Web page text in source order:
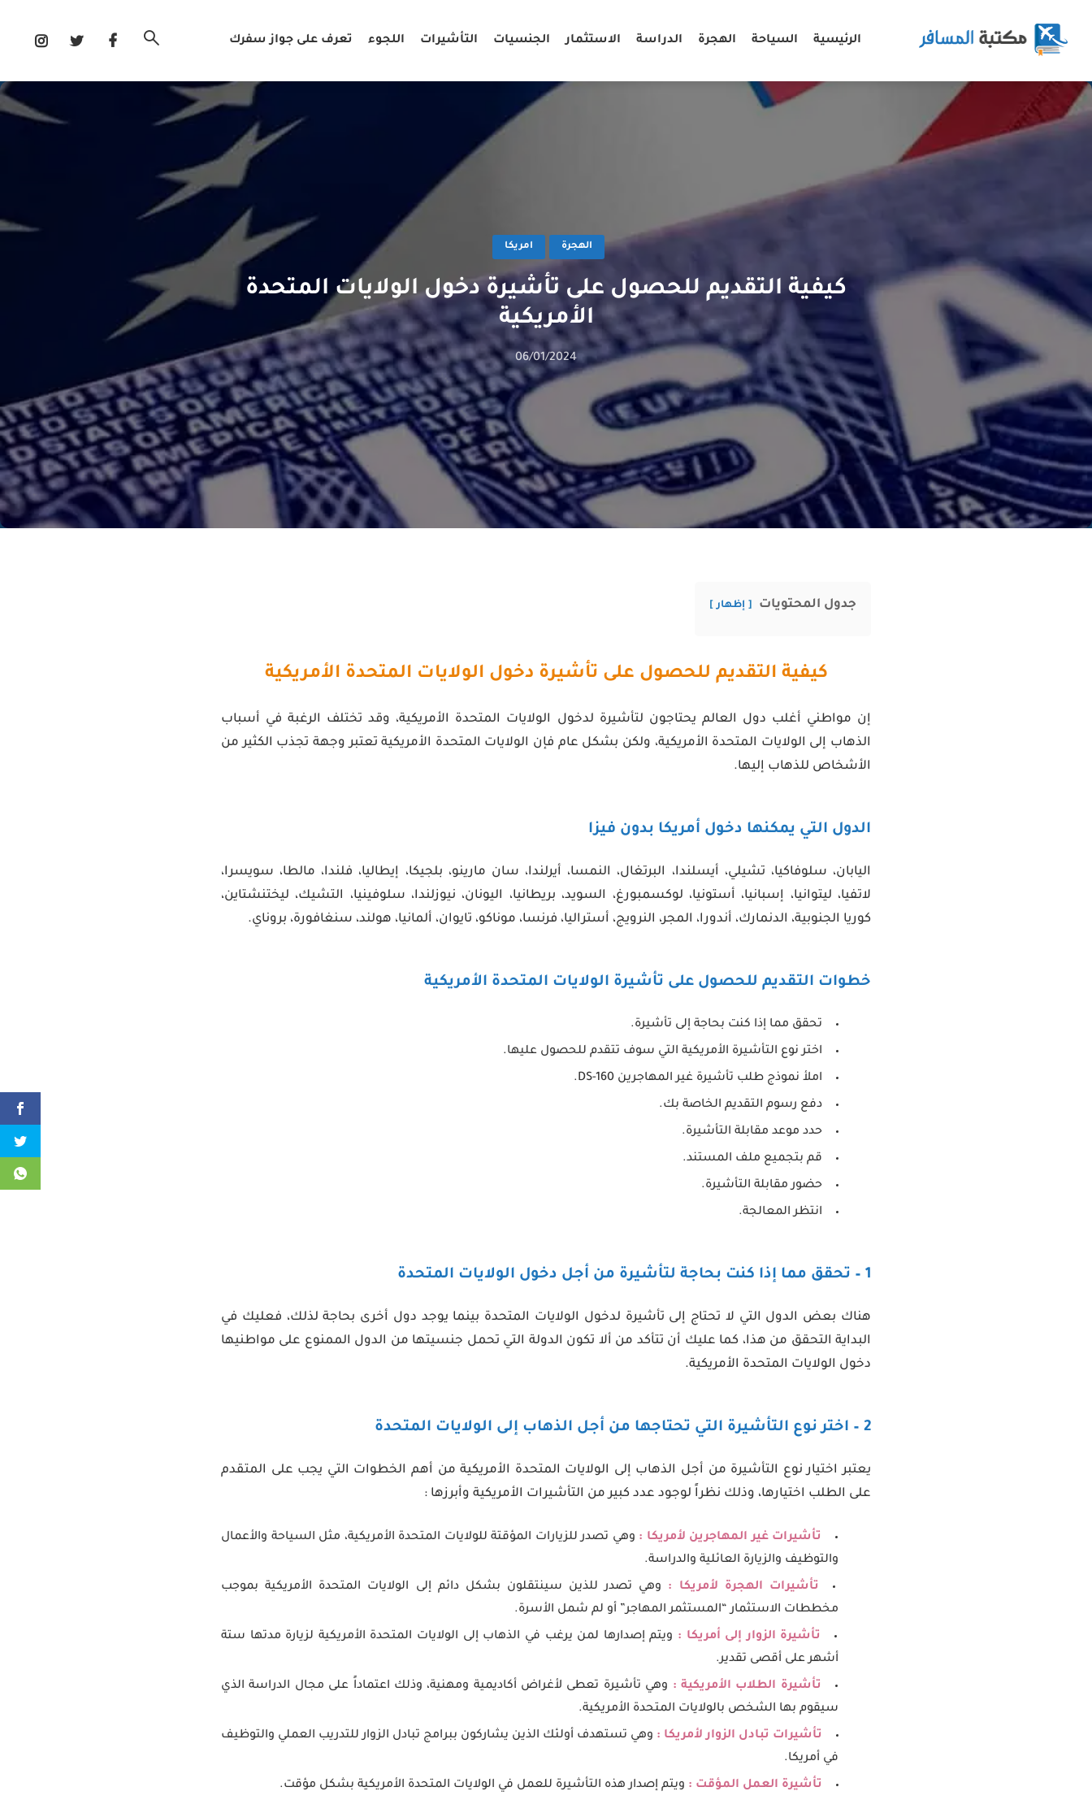
الرئيسية السياحة الهجرة الدراسة الاستثمار الجنسيات التأشيرات اللجوء تعرف على جواز سفرك
الهجرة امريكا
كيفية التقديم للحصول على تأشيرة دخول الولايات المتحدة
الأمريكية
06/01/2024
جدول المحتويات إظهار
كيفية التقديم للحصول على تأشيرة دخول الولايات المتحدة الأمريكية
إن مواطني أغلب دول العالم يحتاجون لتأشيرة لدخول الولايات المتحدة الأمريكية، وقد تختلف الرغبة في أسباب
الذهاب إلى الولايات المتحدة الأمريكية، ولكن بشكل عام فإن الولايات المتحدة الأمريكية تعتبر وجهة تجذب الكثير من
الأشخاص للذهاب إليها.
الدول التي يمكنها دخول أمريكا بدون فيزا
اليابان، سلوفاكيا، تشيلي، أيسلندا، البرتغال، النمسا، أيرلندا، سان مارينو، بلجيكا، إيطاليا، فلندا، مالطا، سويسرا،
لاتفيا، ليتوانيا، إسبانيا، أستونيا، لوكسمبورغ، السويد، بريطانيا، اليونان، نيوزلندا، سلوفينيا، التشيك، ليختنشتاين،
كوريا الجنوبية، الدنمارك، أندورا، المجر، النرويج، أستراليا، فرنسا، موناكو، تايوان، ألمانيا، هولند، سنغافورة، بروناي.
خطوات التقديم للحصول على تأشيرة الولايات المتحدة الأمريكية
تحقق مما إذا كنت بحاجة إلى تأشيرة.
اختر نوع التأشيرة الأمريكية التي سوف تتقدم للحصول عليها.
املأ نموذج طلب تأشيرة غير المهاجرين DS-160.
دفع رسوم التقديم الخاصة بك.
حدد موعد مقابلة التأشيرة.
قم بتجميع ملف المستند.
حضور مقابلة التأشيرة.
انتظر المعالجة.
1 – تحقق مما إذا كنت بحاجة لتأشيرة من أجل دخول الولايات المتحدة
هناك بعض الدول التي لا تحتاج إلى تأشيرة لدخول الولايات المتحدة بينما يوجد دول أخرى بحاجة لذلك، فعليك في
البداية التحقق من هذا، كما عليك أن تتأكد من ألا تكون الدولة التي تحمل جنسيتها من الدول الممنوع على مواطنيها
دخول الولايات المتحدة الأمريكية.
2 – اختر نوع التأشيرة التي تحتاجها من أجل الذهاب إلى الولايات المتحدة
يعتبر اختيار نوع التأشيرة من أجل الذهاب إلى الولايات المتحدة الأمريكية من أهم الخطوات التي يجب على المتقدم
على الطلب اختيارها، وذلك نظراً لوجود عدد كبير من التأشيرات الأمريكية وأبرزها :
تأشيرات غير المهاجرين لأمريكا : وهي تصدر للزيارات المؤقتة للولايات المتحدة الأمريكية، مثل السياحة والأعمال
والتوظيف والزيارة العائلية والدراسة.
تأشيرات الهجرة لأمريكا : وهي تصدر للذين سينتقلون بشكل دائم إلى الولايات المتحدة الأمريكية بموجب
مخططات الاستثمار “المستثمر المهاجر” أو لم شمل الأسرة.
تأشيرة الزوار إلى أمريكا : ويتم إصدارها لمن يرغب في الذهاب إلى الولايات المتحدة الأمريكية لزيارة مدتها ستة
أشهر على أقصى تقدير.
تأشيرة الطلاب الأمريكية : وهي تأشيرة تعطى لأغراض أكاديمية ومهنية، وذلك اعتماداً على مجال الدراسة الذي
سيقوم بها الشخص بالولايات المتحدة الأمريكية.
تأشيرات تبادل الزوار لأمريكا : وهي تستهدف أولئك الذين يشاركون ببرامج تبادل الزوار للتدريب العملي والتوظيف
في أمريكا.
تأشيرة العمل المؤقت : ويتم إصدار هذه التأشيرة للعمل في الولايات المتحدة الأمريكية بشكل مؤقت.